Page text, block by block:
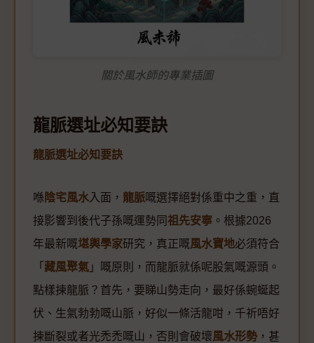
關於風水師的專業插圖
龍脈選址必知要訣
龍脈選址必知要訣
喺 陰宅風水入面， 龍脈嘅選擇絕對係重中之重，直
接影響到後代子孫嘅運勢同 祖先安寧 。根據2026
年最新嘅堪輿學家研究，真正嘅風水寶地必須符合
「 藏風聚氣 」嘅原則，而龍脈就係呢股氣嘅源頭。
點樣揀龍脈？首先，要睇山勢走向，最好係蜿蜒起
伏、生氣勃勃嘅山脈，好似一條活龍咁，千祈唔好
揀斷裂或者光禿禿嘅山，否則會破壞風水形勢 ，甚